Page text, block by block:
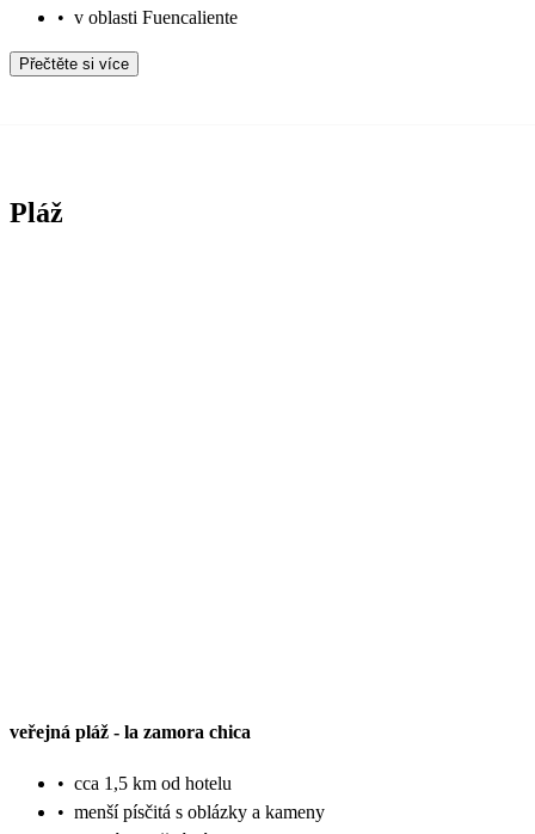
• v oblasti Fuencaliente
Přečtěte si více
Pláž
veřejná pláž - la zamora chica
• cca 1,5 km od hotelu
• menší písčitá s oblázky a kameny